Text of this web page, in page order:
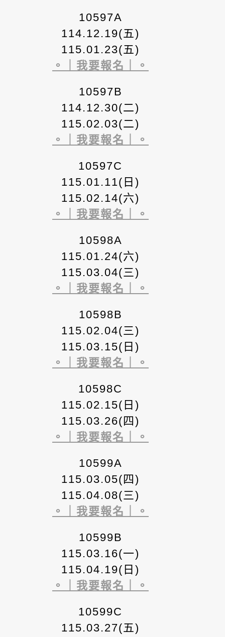
10597A
114.12.19(五)
115.01.23(五)
。｜我要報名｜。
10597B
114.12.30(二)
115.02.03(二)
。｜我要報名｜。
10597C
115.01.11(日)
115.02.14(六)
。｜我要報名｜。
10598A
115.01.24(六)
115.03.04(三)
。｜我要報名｜。
10598B
115.02.04(三)
115.03.15(日)
。｜我要報名｜。
10598C
115.02.15(日)
115.03.26(四)
。｜我要報名｜。
10599A
115.03.05(四)
115.04.08(三)
。｜我要報名｜。
10599B
115.03.16(一)
115.04.19(日)
。｜我要報名｜。
10599C
115.03.27(五)